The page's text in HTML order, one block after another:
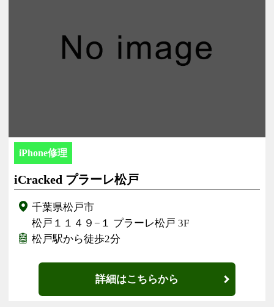
iPhone修理
iCracked プラーレ松戸
千葉県松戸市
松戸１１４９−１ プラーレ松戸 3F
松戸駅から徒歩2分
詳細はこちらから